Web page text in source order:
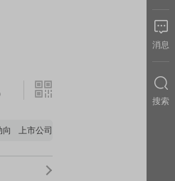
上市公司限售股解禁一览
消息
搜索